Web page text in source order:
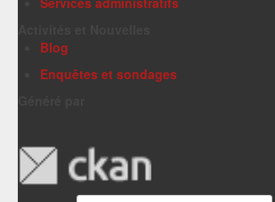
Blog
Enquêtes et sondages